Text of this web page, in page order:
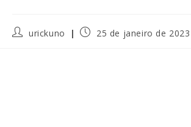
urickuno 25 de janeiro de 2023